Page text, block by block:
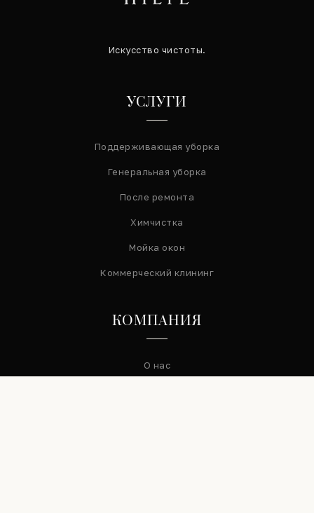
Искусство чистоты.
УСЛУГИ
Поддерживающая уборка
Генеральная уборка
После ремонта
Химчистка
Мойка окон
Коммерческий клининг
КОМПАНИЯ
О нас